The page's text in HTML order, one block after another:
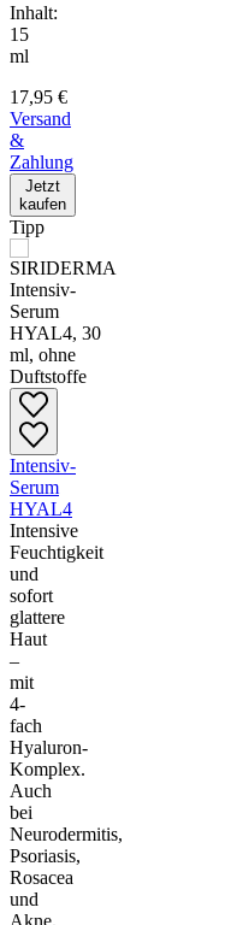
Inhalt:
15
ml
17,95 €
Versand
&
Zahlung
Jetzt
kaufen
Tipp
Intensiv-
Serum
HYAL4
Intensive
Feuchtigkeit
und
sofort
glattere
Haut
–
mit
4-
fach
Hyaluron-
Komplex.
Auch
bei
Neurodermitis,
Psoriasis,
Rosacea
und
Akne.